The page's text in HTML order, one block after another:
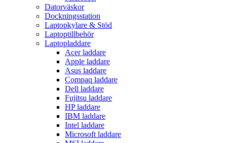
Datorväskor
Dockningsstation
Laptopkylare & Stöd
Laptoptillbehör
Laptopladdare
Acer laddare
Apple laddare
Asus laddare
Compaq laddare
Dell laddare
Fujitsu laddare
HP laddare
IBM laddare
Intel laddare
Microsoft laddare